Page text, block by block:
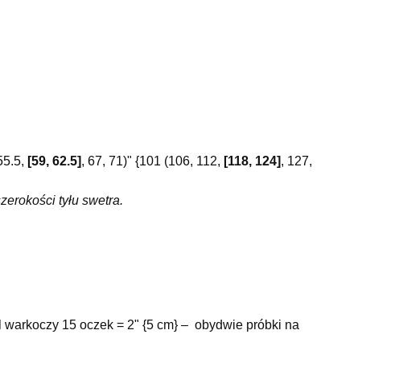
[59, 62.5], 67, 71)" {101 (106, 112, [118, 124], 127,
tyłu swetra.
15 oczek = 2" {5 cm} – obydwie próbki na